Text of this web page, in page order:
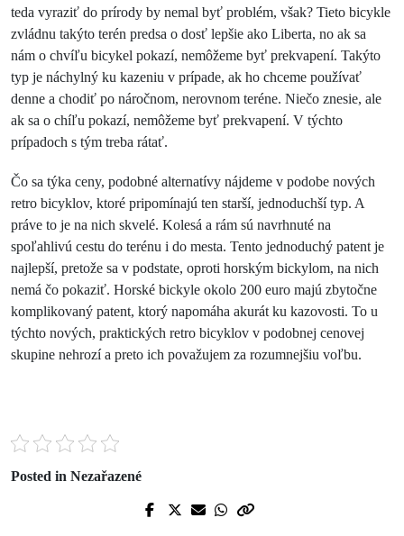
teda vyraziť do prírody by nemal byť problém, však? Tieto bicykle
zvládnu takýto terén predsa o dosť lepšie ako Liberta, no ak sa
nám o chvíľu bicykel pokazí, nemôžeme byť prekvapení. Takýto
typ je náchylný ku kazeniu v prípade, ak ho chceme používať
denne a chodiť po náročnom, nerovnom teréne. Niečo znesie, ale
ak sa o chíľu pokazí, nemôžeme byť prekvapení. V týchto
prípadoch s tým treba rátať.
Čo sa týka ceny, podobné alternatívy nájdeme v podobe nových
retro bicyklov, ktoré pripomínajú ten starší, jednoduchší typ. A
práve to je na nich skvelé. Kolesá a rám sú navrhnuté na
spoľahlivú cestu do terénu i do mesta. Tento jednoduchý patent je
najlepší, pretože sa v podstate, oproti horským bickylom, na nich
nemá čo pokaziť. Horské bickyle okolo 200 euro majú zbytočne
komplikovaný patent, ktorý napomáha akurát ku kazovosti. To u
týchto nových, praktických retro bicyklov v podobnej cenovej
skupine nehrozí a preto ich považujem za rozumnejšiu voľbu.
Posted in Nezařazené